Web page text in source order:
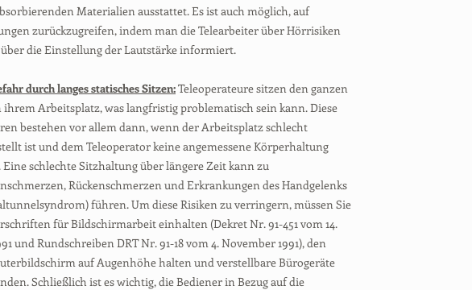
Materialien ausstattet. Es ist auch möglich, auf
zurückzugreifen, indem man die Telearbeiter über Hörrisiken
die Einstellung der Lautstärke informiert.
durch langes statisches Sitzen:Teleoperateure sitzen den ganzen
ihrem Arbeitsplatz, was langfristig problematisch sein kann. Diese
bestehen vor allem dann, wenn der Arbeitsplatz schlecht
ist und dem Teleoperator keine angemessene Körperhaltung
Eine schlechte Sitzhaltung über längere Zeit kann zu
Rückenschmerzen und Erkrankungen des Handgelenks
führen. Um diese Risiken zu verringern, müssen Sie
für Bildschirmarbeit einhalten (Dekret Nr. 91-451 vom 14.
und Rundschreiben DRT Nr. 91-18 vom 4. November 1991), den
auf Augenhöhe halten und verstellbare Bürogeräte
Schließlich ist es wichtig, die Bediener in Bezug auf die